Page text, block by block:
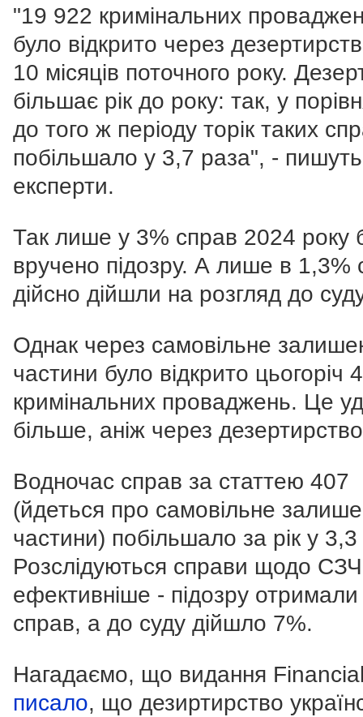
"19 922 кримінальних
було відкрито через
10 місяців поточного року.
більшає рік до року: так, у
до того ж періоду торік таких
побільшало у 3,7 раза", - пишуть
експерти.
Так лише у 3% справ 2024 року
вручено підозру. А лише в 1,3%
дійсно дійшли на розгляд до
Однак через самовільне
частини було відкрито цьогоріч
кримінальних проваджень. Це
більше, аніж через
Водночас справ за статтею 407
(йдеться про самовільне
частини) побільшало за рік у
Розслідуються справи щодо
ефективніше - підозру
справ, а до суду дійшло 7%.
Нагадаємо, що видання
писало, що дезиртирство